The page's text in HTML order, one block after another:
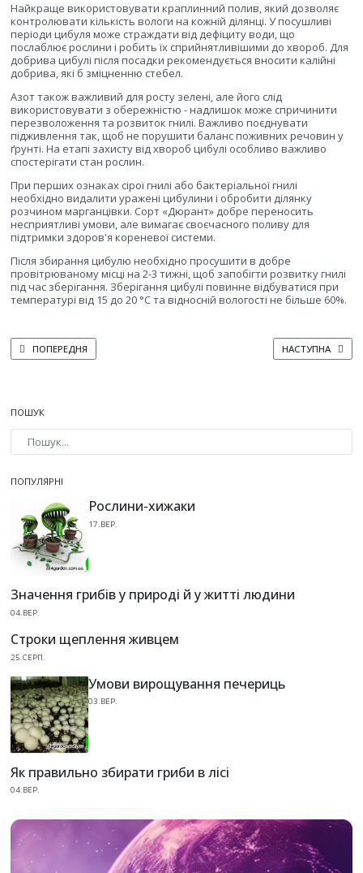
Найкраще використовувати краплинний полив, який дозволяє
контролювати кількість вологи на кожній ділянці. У посушливі
періоди цибуля може страждати від дефіциту води, що
послаблює рослини і робить їх сприйнятливішими до хвороб. Для
добрива цибулі після посадки рекомендується вносити калійні
добрива, які б зміцненню стебел.
Азот також важливий для росту зелені, але його слід
використовувати з обережністю - надлишок може спричинити
перезволоження та розвиток гнилі. Важливо поєднувати
підживлення так, щоб не порушити баланс поживних речовин у
ґрунті. На етапі захисту від хвороб цибулі особливо важливо
спостерігати стан рослин.
При перших ознаках сірої гнилі або бактеріальної гнилі
необхідно видалити уражені цибулини і обробити ділянку
розчином марганцівки. Сорт «Дюрант» добре переносить
несприятливі умови, але вимагає своєчасного поливу для
підтримки здоров'я кореневої системи.
Після збирання цибулю необхідно просушити в добре
провітрюваному місці на 2-3 тижні, щоб запобігти розвитку гнилі
під час зберігання. Зберігання цибулі повинне відбуватися при
температурі від 15 до 20 °C та відносній вологості не більше 60%.
ПОПЕРЕДНЯ СТАТТЯ: ЦИБУЛЯ-ШАЛОТ: ОСОБЛИВОСТІ ВИРОЩУВАННЯ В
ПОПЕРЕДНЯ НАСТУПНА
НАСТУПНА
ПОШУК
ПОПУЛЯРНІ
Рослини-хижаки
17.ВЕР.
Значення грибів у природі й у житті людини
04.ВЕР.
Строки щеплення живцем
25.СЕРП.
Умови вирощування печериць
03.ВЕР.
Як правильно збирати гриби в лісі
04.ВЕР.